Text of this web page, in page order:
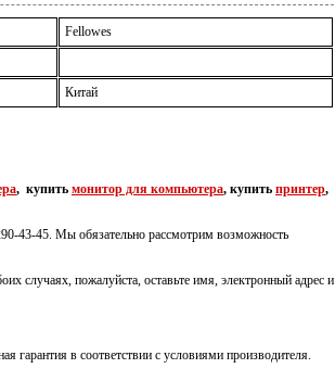
Fellowes
Китай
, купить монитор для компьютера, купить принтер,
43-45. Мы обязательно рассмотрим возможность
случаях, пожалуйста, оставьте имя, электронный адрес и
гарантия в соответствии с условиями производителя.